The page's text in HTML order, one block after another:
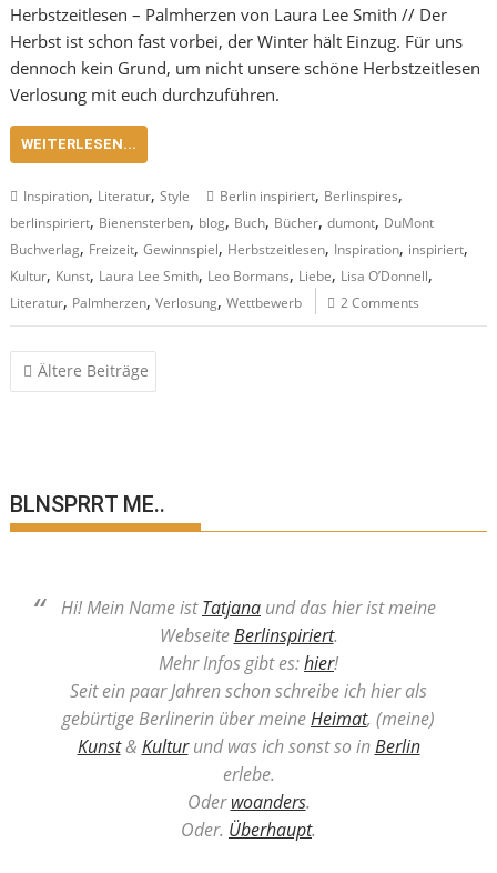
Herbstzeitlesen – Palmherzen von Laura Lee Smith // Der
Herbst ist schon fast vorbei, der Winter hält Einzug. Für uns
dennoch kein Grund, um nicht unsere schöne Herbstzeitlesen
Verlosung mit euch durchzuführen.
WEITERLESEN...
Inspiration, Literatur,Style Berlin inspiriert, Berlinspires,
berlinspiriert, Bienensterben, blog, Buch, Bücher,dumont, DuMont
Buchverlag, Freizeit,Gewinnspiel, Herbstzeitlesen, Inspiration, inspiriert,
Kultur, Kunst, Laura Lee Smith, Leo Bormans, Liebe, Lisa O’Donnell,
Literatur, Palmherzen,Verlosung,Wettbewerb 2 Comments
Beitragsnavigation
Ältere Beiträge
BLNSPRRT ME..
Hi! Mein Name istTatjana und das hier ist meine
WebseiteBerlinspiriert.
Mehr Infos gibt es:hier!
Seit ein paar Jahren schon schreibe ich hier als
gebürtige Berlinerin über meineHeimat, (meine)
Kunst& Kulturund was ich sonst so inBerlin
erlebe.
Oderwoanders.
Oder. Überhaupt.